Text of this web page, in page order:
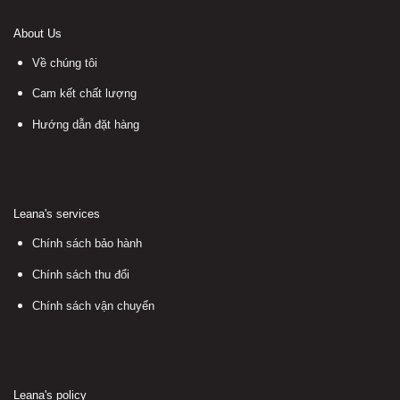
About Us
Về chúng tôi
Cam kết chất lượng
Hướng dẫn đặt hàng
Leana's services
Chính sách bảo hành
Chính sách thu đổi
Chính sách vận chuyển
Leana's policy